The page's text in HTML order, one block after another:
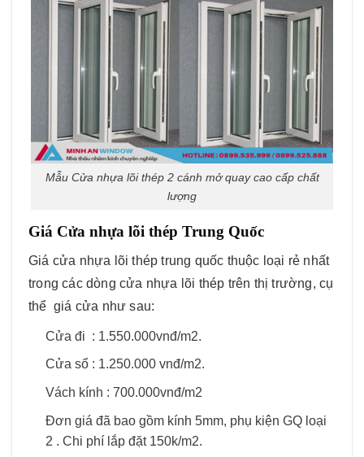
Mẫu Cửa nhựa lõi thép 2 cánh mở quay cao cấp chất
lượng
Giá Cửa nhựa lõi thép Trung Quốc
Giá cửa nhựa lõi thép trung quốc thuộc loại rẻ nhất
trong các dòng cửa nhựa lõi thép trên thị trường, cụ
thể giá cửa như sau:
Cửa đi : 1.550.000vnđ/m2.
Cửa sổ : 1.250.000 vnđ/m2.
Vách kính : 700.000vnđ/m2
Đơn giá đã bao gồm kính 5mm, phụ kiện GQ loại
2 . Chi phí lắp đặt 150k/m2.